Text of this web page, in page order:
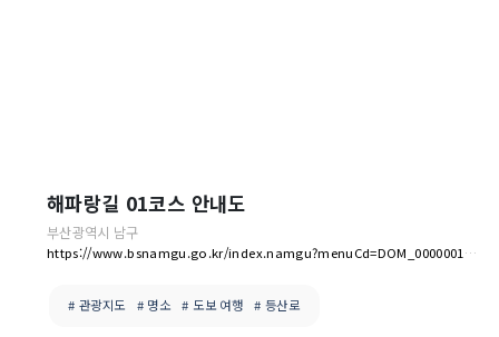
해파랑길 01코스 안내도
부산광역시 남구
https://www.bsnamgu.go.kr/index.namgu?menuCd=DOM_000000116000000000
# 관광지도 # 명소 # 도보 여행 # 등산로